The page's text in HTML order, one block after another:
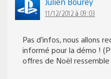
11/12/2012 à 09:03
Pas d’infos, nous allons
informé pour la démo !
offres de Noël